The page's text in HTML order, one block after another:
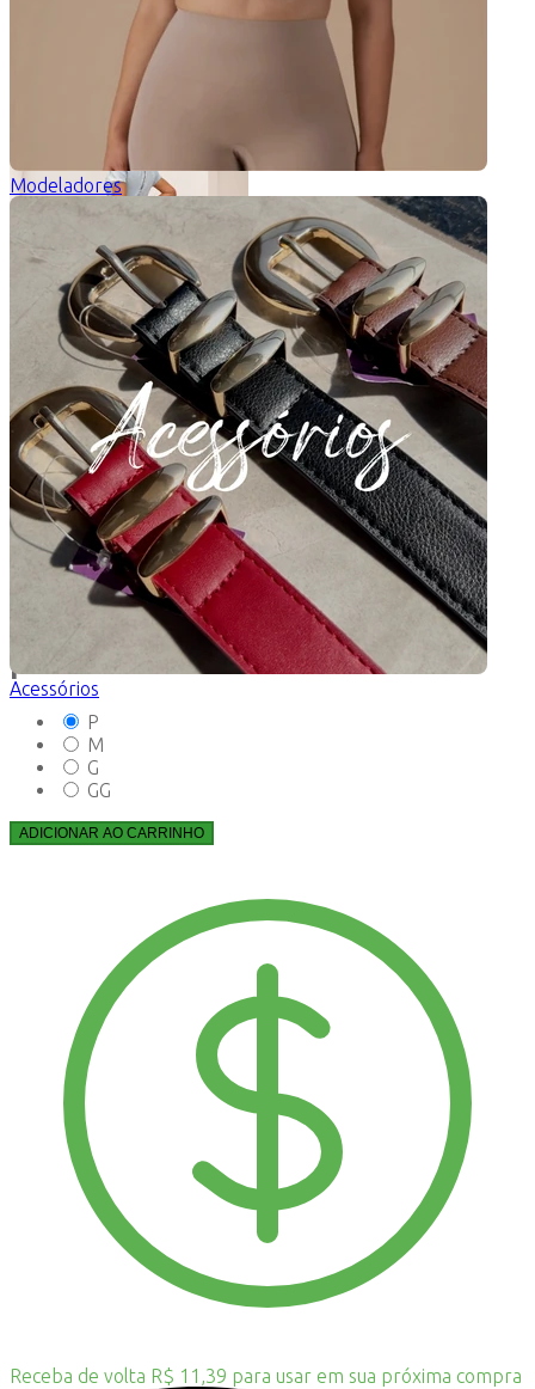
Modeladores
Acessórios
Vestido Jeans Bordado Flor
Ganhepontos
R$227,90
6x 37,98 sem juros
Tamanho:
P
P
M
G
GG
ADICIONAR AO CARRINHO
Receba de volta R$ 11,39 para usar em sua próxima compra